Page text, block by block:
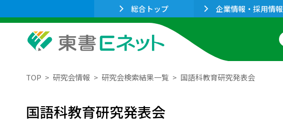
総合トップ 企業情報・採用情報
TOP 研究会情報 研究会検索結果一覧 国語科教育研究発表会
国語科教育研究発表会